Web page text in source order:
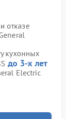
отказе
кухонных
до 3-х лет
Electric